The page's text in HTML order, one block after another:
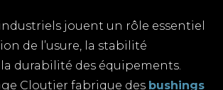
jouent un rôle essentiel
de l’usure, la stabilité
durabilité des équipements.
Cloutier fabrique des bushings